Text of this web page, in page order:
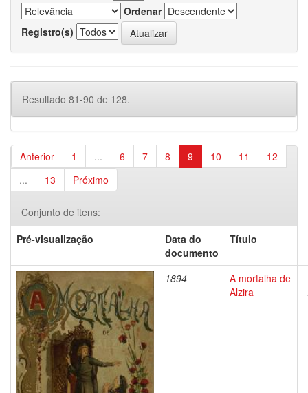
Ordenar
Registro(s)
Resultado 81-90 de 128.
Anterior 1 ... 6 7 8 9 10 11
12
...
13 Próximo
Conjunto de itens:
Pré-visualização
Data do
documento
Título
1894
A mortalha de
Alzira